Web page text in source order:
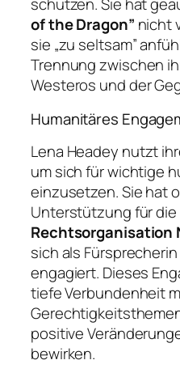
schützen. Sie hat
of the Dragon” nicht
sie „zu seltsam”
Trennung zwischen
Westeros und der
Humanitäres
Lena Headey nutzt
um sich für wichtige
einzusetzen. Sie hat
Unterstützung für die
Rechtsorganisation
sich als
engagiert. Dieses
tiefe Verbundenheit
positive
bewirken.